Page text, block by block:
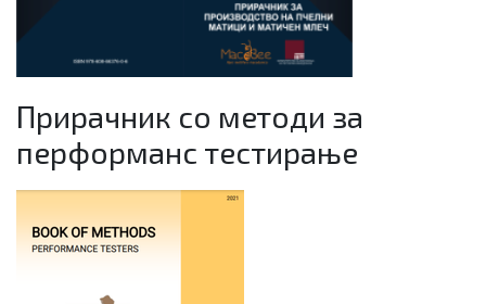
Прирачник со методи за
перформанс тестирање